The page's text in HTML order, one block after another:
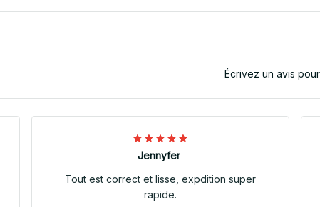
Écrivez un avis
Jennyfer
Tout est correct et lisse, expdition super
rapide.